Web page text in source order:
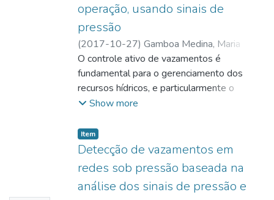
operação, usando sinais de
pressão
(2017-10-27) Gamboa Medina, Maria
Mercedes
O controle ativo de vazamentos é
fundamental para o gerenciamento dos
recursos hídricos, e particularmente o
problema de sua detecção precisa de
foram desenvolvidos três métodos para
detecção da ocorrência de vazamentos ou
outras alterações em redes de distribuição
de água para abastecimento, durante
operação, com base na análise dos sinais de
Show more
Item
Detecção de vazamentos em
redes sob pressão baseada na
análise dos sinais de pressão e